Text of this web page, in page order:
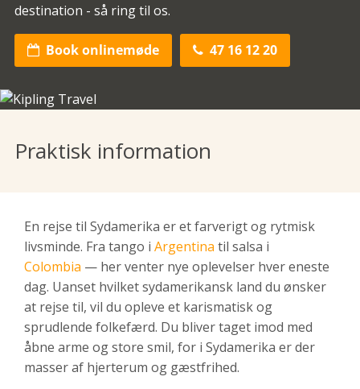
destination - så ring til os.
 Book onlinemøde  47 16 12 20
Praktisk information
En rejse til Sydamerika er et farverigt og rytmisk
livsminde. Fra tango i Argentina til salsa i
Colombia — her venter nye oplevelser hver eneste
dag. Uanset hvilket sydamerikansk land du ønsker
at rejse til, vil du opleve et karismatisk og
sprudlende folkefærd. Du bliver taget imod med
åbne arme og store smil, for i Sydamerika er der
masser af hjerterum og gæstfrihed.